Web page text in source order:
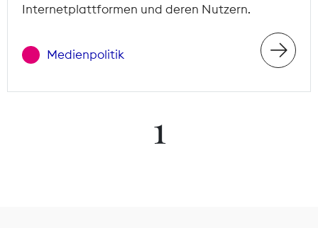
Internetplattformen und deren Nutzern.
Medienpolitik
1